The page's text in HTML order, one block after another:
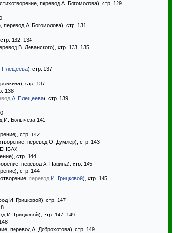
перевод А. Богомолова), стр. 129
А. Богомолова), стр. 131
132, 134
В. Леванского), стр. 133, 135
Плещеева), стр. 137
стр. 137
138
А. Плещеева), стр. 139
И. Болычева 141
стр. 142
перевод О. Думлер), стр. 143
стр. 144
перевод А. Парина), стр. 145
стр. 144
перевод И. Грицковой), стр. 145
И. Грицковой), стр. 147
И. Грицковой), стр. 147, 149
перевод А. Доброхотова), стр. 149